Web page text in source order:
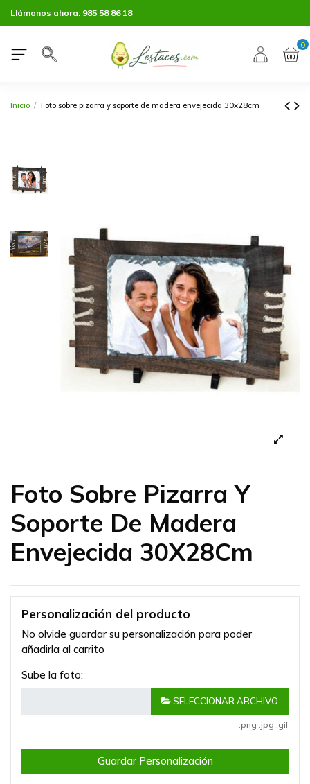
Llámanos ahora: 985 58 86 18
0
Inicio Foto sobre pizarra y soporte de madera envejecida 30x28cm
Foto Sobre Pizarra Y
Soporte De Madera
Envejecida 30X28Cm
Personalización del producto
No olvide guardar su personalización para poder
añadirla al carrito
Sube la foto:
SELECCIONAR ARCHIVO
.png .jpg .gif
Guardar Personalización